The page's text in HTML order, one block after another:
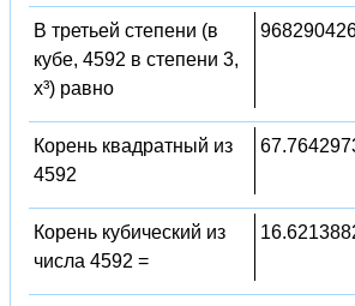
В третьей степени (в
кубе, 4592 в степени 3,
x³) равно
Корень квадратный из
4592
Корень кубический из
числа 4592 =